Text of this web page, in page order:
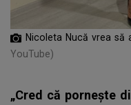
Nicoleta Nucă vrea să
YouTube)
„Cred că pornește